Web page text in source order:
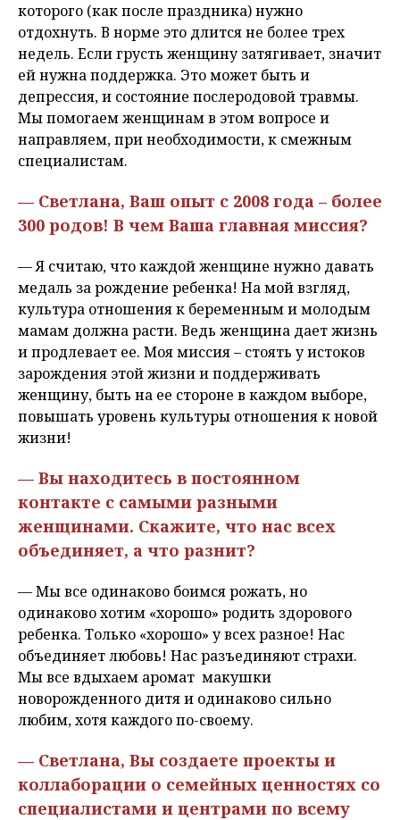
которого (как после праздника) нужно
отдохнуть. В норме это длится не более трех
недель. Если грусть женщину затягивает, значит
ей нужна поддержка. Это может быть и
депрессия, и состояние послеродовой травмы.
Мы помогаем женщинам в этом вопросе и
направляем, при необходимости, к смежным
специалистам.
— Светлана, Ваш опыт с 2008 года – более
300 родов! В чем Ваша главная миссия?
— Я считаю, что каждой женщине нужно давать
медаль за рождение ребенка! На мой взгляд,
культура отношения к беременным и молодым
мамам должна расти. Ведь женщина дает жизнь
и продлевает ее. Моя миссия – стоять у истоков
зарождения этой жизни и поддерживать
женщину, быть на ее стороне в каждом выборе,
повышать уровень культуры отношения к новой
жизни!
— Вы находитесь в постоянном
контакте с самыми разными
женщинами. Скажите, что нас всех
объединяет, а что разнит?
— Мы все одинаково боимся рожать, но
одинаково хотим «хорошо» родить здорового
ребенка. Только «хорошо» у всех разное! Нас
объединяет любовь! Нас разъединяют страхи.
Мы все вдыхаем аромат макушки
новорожденного дитя и одинаково сильно
любим, хотя каждого по-своему.
— Светлана, Вы создаете проекты и
коллаборации о семейных ценностях со
специалистами и центрами по всему